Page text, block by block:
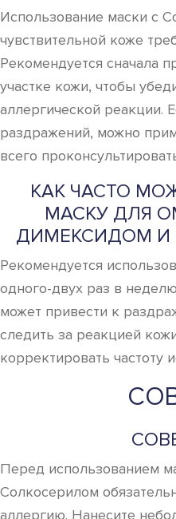
Использование маски с
чувствительной коже
Рекомендуется сначала
участке кожи, чтобы
аллергической реакции.
раздражений, можно
всего
КАК ЧАСТО
МАСКУ ДЛЯ
ДИМЕКСИДОМ И
Рекомендуется
одного-двух раз в
может привести к
следить за реакцией
корректировать частоту
Перед использованием
Солкосерилом
аллергию. Нанесите